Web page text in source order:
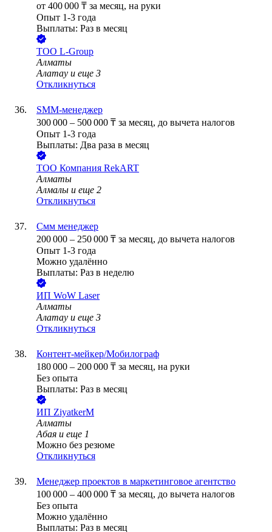
от 400 000 ₸ за месяц, на руки
Опыт 1-3 года
Выплаты: Раз в месяц
ТОО L-Group
Алматы
Алатау и еще 3
Откликнуться
SMM-менеджер
300 000 – 500 000 ₸ за месяц, до вычета налогов
Опыт 1-3 года
Выплаты: Два раза в месяц
ТОО Компания RekART
Алматы
Алмалы и еще 2
Откликнуться
Смм менеджер
200 000 – 250 000 ₸ за месяц, до вычета налогов
Опыт 1-3 года
Можно удалённо
Выплаты: Раз в неделю
ИП WoW Laser
Алматы
Алатау и еще 3
Откликнуться
Контент-мейкер/Мобилограф
180 000 – 200 000 ₸ за месяц, на руки
Без опыта
Выплаты: Раз в месяц
ИП ZiyatkerM
Алматы
Абая и еще 1
Можно без резюме
Откликнуться
Менеджер проектов в маркетинговое агентство
100 000 – 400 000 ₸ за месяц, до вычета налогов
Без опыта
Можно удалённо
Выплаты: Раз в месяц